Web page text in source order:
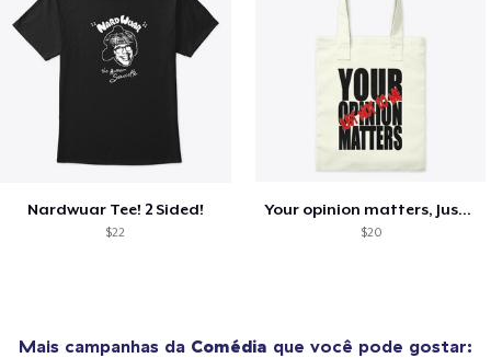
Nardwuar Tee! 2 Sided!
$22
Your opinion matters, Just not to me!
$20
Mais campanhas da Comédia que você pode gostar: